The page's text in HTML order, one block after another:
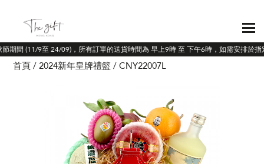
期間 (11/9至 24/09)，所有訂單的送貨時間為 早上9時 至 下午6時，如需安排於指
首頁 2024新年皇牌禮籃 CNY22007L